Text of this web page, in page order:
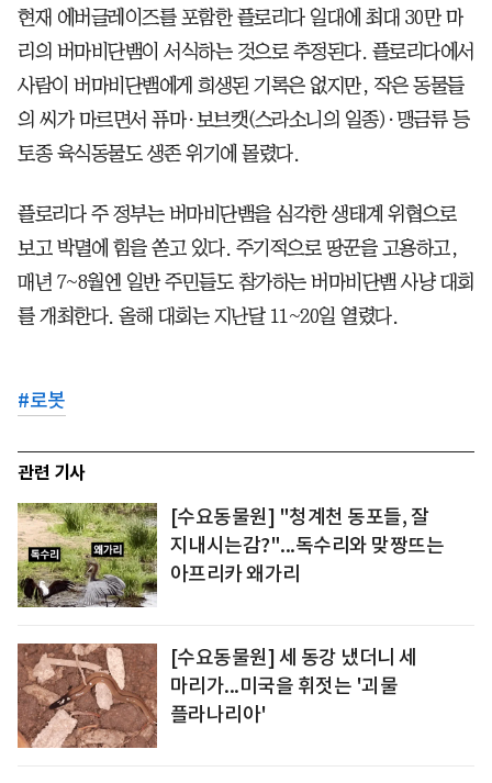
현재 에버글레이즈를 포함한 플로리다 일대에 최대 30만 마
리의 버마비단뱀이 서식하는 것으로 추정된다. 플로리다에서
사람이 버마비단뱀에게 희생된 기록은 없지만, 작은 동물들
의 씨가 마르면서 퓨마·보브캣(스라소니의 일종)·맹금류 등
토종 육식동물도 생존 위기에 몰렸다.
플로리다 주 정부는 버마비단뱀을 심각한 생태계 위협으로
보고 박멸에 힘을 쏟고 있다. 주기적으로 땅꾼을 고용하고,
매년 7~8월엔 일반 주민들도 참가하는 버마비단뱀 사냥 대회
를 개최한다. 올해 대회는 지난달 11~20일 열렸다.
#로봇
관련 기사
[수요동물원] "청계천 동포들, 잘
지내시는감?"...독수리와 맞짱뜨는
아프리카 왜가리
[수요동물원] 세 동강 냈더니 세
마리가...미국을 휘젓는 '괴물
플라나리아'